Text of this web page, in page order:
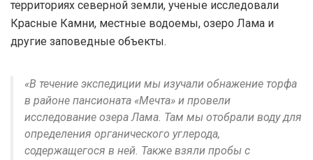
территориях северной земли, ученые исследовали
Красные Камни, местные водоемы, озеро Лама и
другие заповедные объекты.
«В течение экспедиции мы изучали обнажение торфа
в районе пансионата «Мечта» и провели
исследование озера Лама. Там мы отобрали воду для
определения органического углерода,
содержащегося в ней. Также взяли пробы с